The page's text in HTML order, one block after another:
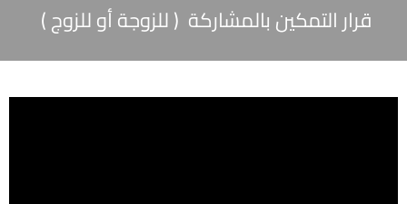
قرار التمكين بالمشاركة ( للزوجة أو للزوج )